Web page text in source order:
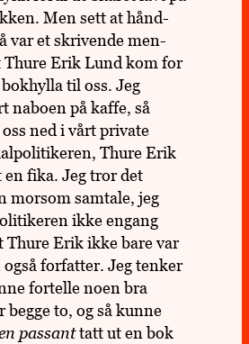
Men sett at hånd­
var et skri­vende men­
Thure Erik Lund kom for
til oss. Jeg
naboen på kaffe, så
ned i vårt pri­vate
Thure Erik
en fika. Jeg tror det
morsom sam­tale, jeg
ikke engang
Thure Erik ikke bare var
for­fat­ter. Jeg tenker
for­telle noen bra
begge to, og så kunne
pas­santtatt ut en bok